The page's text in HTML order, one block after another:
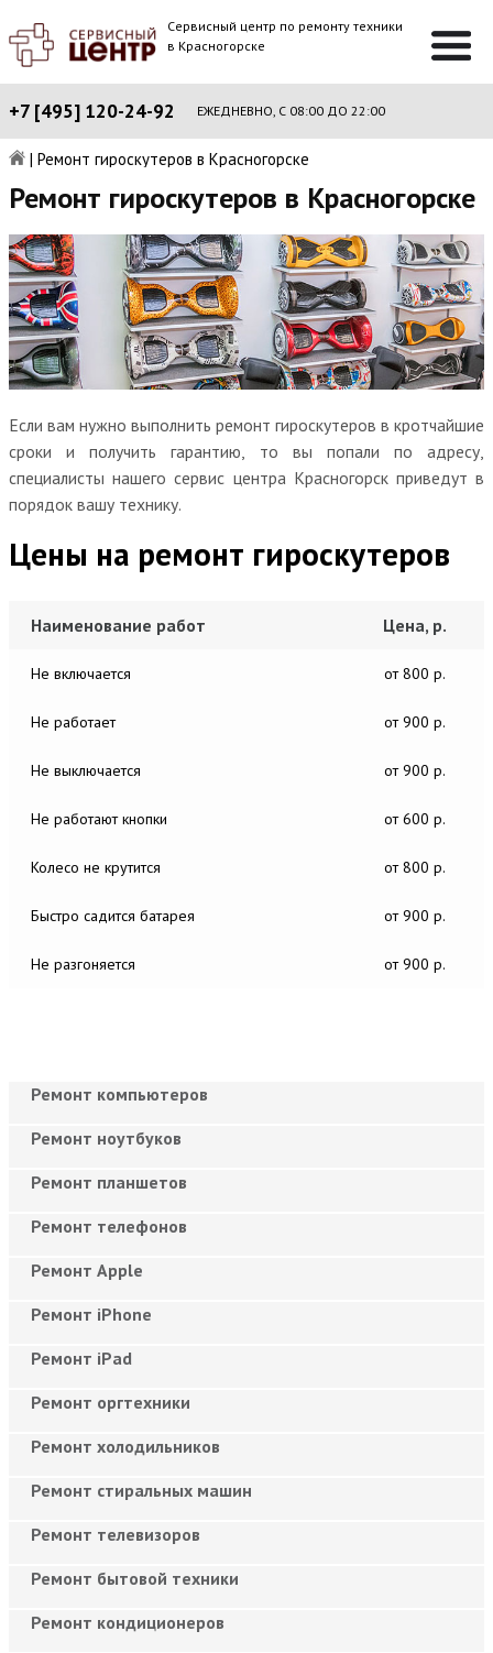
Сервисный центр по ремонту техники
в Красногорске
+7 [495] 120-24-92 ЕЖЕДНЕВНО, С 08:00 ДО 22:00
| Ремонт гироскутеров в Красногорске
Ремонт гироскутеров в Красногорске
Если вам нужно выполнить ремонт гироскутеров в кротчайшие
сроки и получить гарантию, то вы попали по адресу,
специалисты нашего сервис центра Красногорск приведут в
порядок вашу технику.
Цены на ремонт гироскутеров
Наименование работ Цена, р.
Не включается от 800 р.
Не работает от 900 р.
Не выключается от 900 р.
Не работают кнопки от 600 р.
Колесо не крутится от 800 р.
Быстро садится батарея от 900 р.
Не разгоняется от 900 р.
Ремонт компьютеров
Ремонт ноутбуков
Ремонт планшетов
Ремонт телефонов
Ремонт Apple
Ремонт iPhone
Ремонт iPad
Ремонт оргтехники
Ремонт холодильников
Ремонт стиральных машин
Ремонт телевизоров
Ремонт бытовой техники
Ремонт кондиционеров